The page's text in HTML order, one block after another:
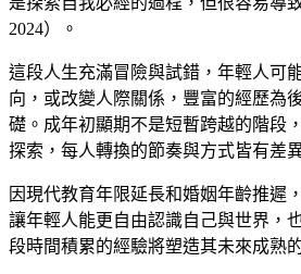
2024）。
這段人生充滿冒險與試錯，年輕人可
向，或改變人際關係，豐富的經歷為
礎。成年初顯期不是短暫跨越的階段
探索，每人轉換的節奏與方式皆有差
因現代教育年限延長和婚姻年齡推遲
讓年輕人能更自由認識自己與世界，
段時間積累的經驗將塑造其未來成熟